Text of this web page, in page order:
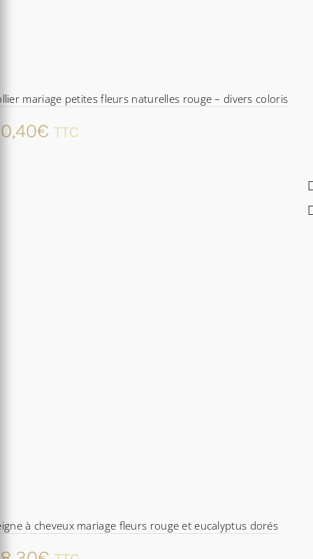
mariage petites fleurs naturelles rouge – divers coloris
€ TTC
à cheveux mariage fleurs rouge et eucalyptus dorés